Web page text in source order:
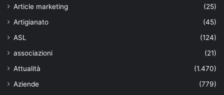
Article marketing
(25)
Artigianato
(45)
ASL
(124)
associazioni
(21)
Attualità
(1.470)
Aziende
(779)